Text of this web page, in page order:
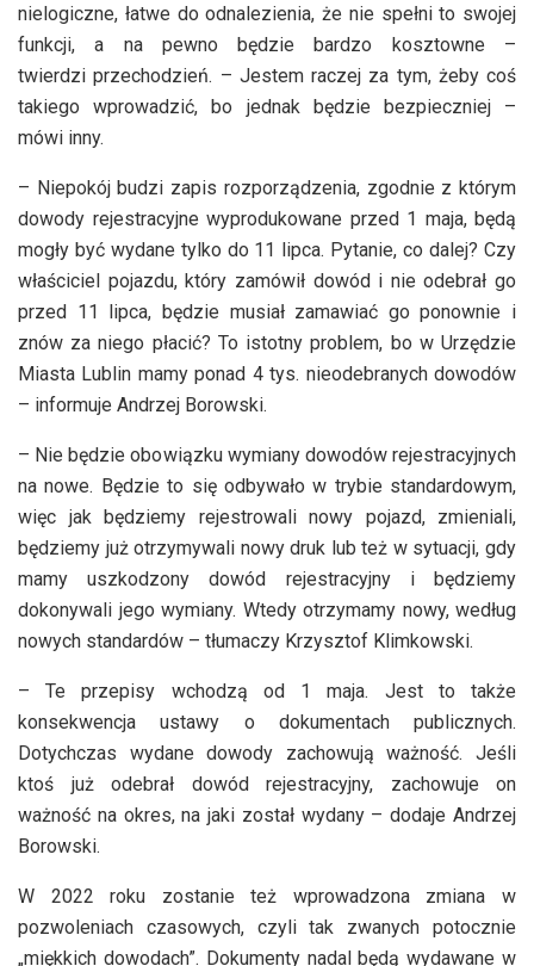
nielogiczne, łatwe do odnalezienia, że nie spełni to swojej
funkcji, a na pewno będzie bardzo kosztowne –
twierdzi przechodzień. – Jestem raczej za tym, żeby coś
takiego wprowadzić, bo jednak będzie bezpieczniej –
mówi inny.
– Niepokój budzi zapis rozporządzenia, zgodnie z którym
dowody rejestracyjne wyprodukowane przed 1 maja, będą
mogły być wydane tylko do 11 lipca. Pytanie, co dalej? Czy
właściciel pojazdu, który zamówił dowód i nie odebrał go
przed 11 lipca, będzie musiał zamawiać go ponownie i
znów za niego płacić? To istotny problem, bo w Urzędzie
Miasta Lublin mamy ponad 4 tys. nieodebranych dowodów
– informuje Andrzej Borowski.
– Nie będzie obowiązku wymiany dowodów rejestracyjnych
na nowe. Będzie to się odbywało w trybie standardowym,
więc jak będziemy rejestrowali nowy pojazd, zmieniali,
będziemy już otrzymywali nowy druk lub też w sytuacji, gdy
mamy uszkodzony dowód rejestracyjny i będziemy
dokonywali jego wymiany. Wtedy otrzymamy nowy, według
nowych standardów – tłumaczy Krzysztof Klimkowski.
– Te przepisy wchodzą od 1 maja. Jest to także
konsekwencja ustawy o dokumentach publicznych.
Dotychczas wydane dowody zachowują ważność. Jeśli
ktoś już odebrał dowód rejestracyjny, zachowuje on
ważność na okres, na jaki został wydany – dodaje Andrzej
Borowski.
W 2022 roku zostanie też wprowadzona zmiana w
pozwoleniach czasowych, czyli tak zwanych potocznie
„miękkich dowodach”. Dokumenty nadal będą wydawane w